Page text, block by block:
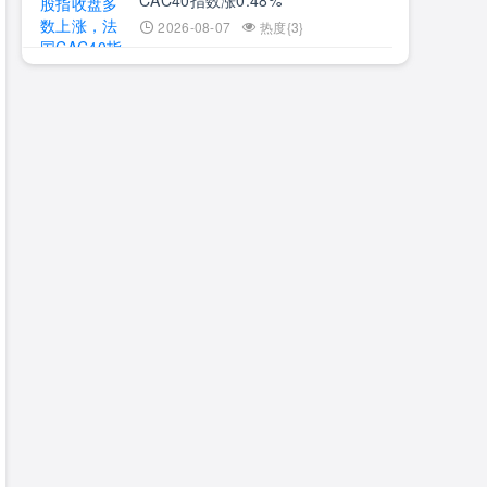
2026-08-07 热度{3}